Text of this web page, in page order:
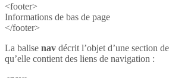
<footer>
Informations de bas de page
</footer>
La balise nav décrit l’objet d’une section
qu’elle contient des liens de navigation :